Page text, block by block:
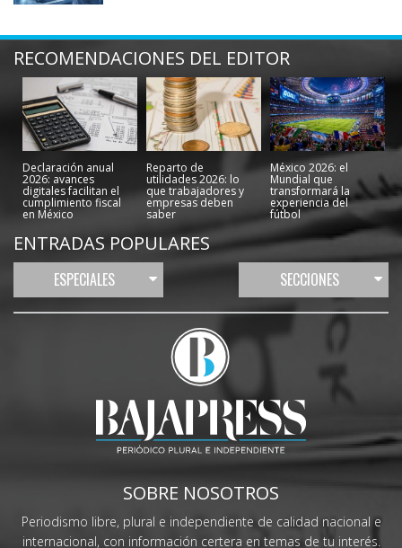
RECOMENDACIONES DEL EDITOR
Declaración anual
2026: avances
digitales facilitan el
cumplimiento fiscal
en México
Reparto de
utilidades 2026: lo
que trabajadores y
empresas deben
saber
México 2026: el
Mundial que
transformará la
experiencia del
fútbol
ENTRADAS POPULARES
ESPECIALES SECCIONES
SOBRE NOSOTROS
Periodismo libre, plural e independiente de calidad nacional e
internacional, con información certera en temas de tu interés.